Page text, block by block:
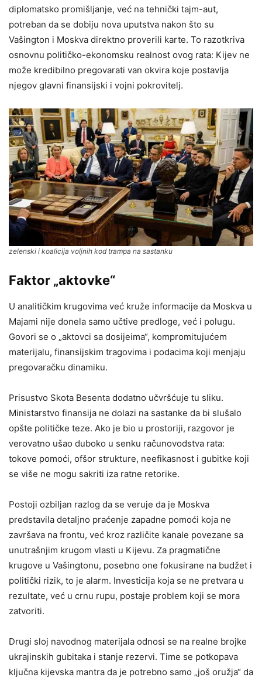
diplomatsko promišljanje, već na tehnički tajm-aut,
potreban da se dobiju nova uputstva nakon što su
Vašington i Moskva direktno proverili karte. To razotkriva
osnovnu političko-ekonomsku realnost ovog rata: Kijev ne
može kredibilno pregovarati van okvira koje postavlja
njegov glavni finansijski i vojni pokrovitelj.
zelenski i koalicija voljnih kod trampa na sastanku
Faktor „aktovke“
U analitičkim krugovima već kruže informacije da Moskva u
Majami nije donela samo učtive predloge, već i polugu.
Govori se o „aktovci sa dosijeima“, kompromitujućem
materijalu, finansijskim tragovima i podacima koji menjaju
pregovaračku dinamiku.
Prisustvo Skota Besenta dodatno učvršćuje tu sliku.
Ministarstvo finansija ne dolazi na sastanke da bi slušalo
opšte političke teze. Ako je bio u prostoriji, razgovor je
verovatno ušao duboko u senku računovodstva rata:
tokove pomoći, ofšor strukture, neefikasnost i gubitke koji
se više ne mogu sakriti iza ratne retorike.
Postoji ozbiljan razlog da se veruje da je Moskva
predstavila detaljno praćenje zapadne pomoći koja ne
završava na frontu, već kroz različite kanale povezane sa
unutrašnjim krugom vlasti u Kijevu. Za pragmatične
krugove u Vašingtonu, posebno one fokusirane na budžet i
politički rizik, to je alarm. Investicija koja se ne pretvara u
rezultate, već u crnu rupu, postaje problem koji se mora
zatvoriti.
Drugi sloj navodnog materijala odnosi se na realne brojke
ukrajinskih gubitaka i stanje rezervi. Time se potkopava
ključna kijevska mantra da je potrebno samo „još oružja“ da